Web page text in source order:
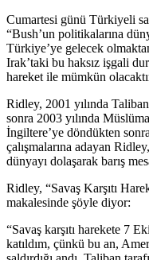
Cumartesi günü Türkiyeli
“Bush’un politikalarına
Türkiye’ye gelecek
Irak’taki bu haksız işgali
hareket ile mümkün
Ridley, 2001 yılında
sonra 2003 yılında
İngiltere’ye döndükten
çalışmalarına adayan
dünyayı dolaşarak barış
Ridley, “Savaş Karşıtı
makalesinde şöyle diyor:
“Savaş karşıtı harekete 7
katıldım, çünkü bu an,